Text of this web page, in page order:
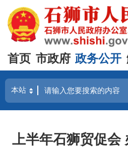
首页 市政府 政务公开
上半年石狮贸促会